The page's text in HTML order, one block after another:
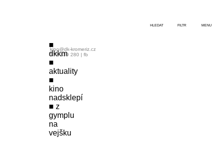
dkkm
aktuality
kino
nadsklepí
z
gymplu
na
vejšku
kino@dk-kromeriz.cz
573 339 280 | fb
HLEDAT FILTR MENU